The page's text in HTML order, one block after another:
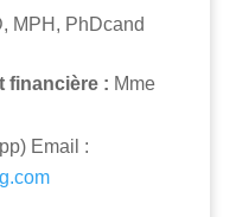
MPH, PhDcand
financiѐre : Mme
Email :